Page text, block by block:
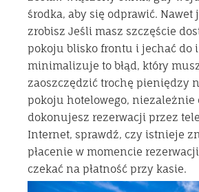
środka, aby się odprawić. Nawet
zrobisz Jeśli masz szczęście
pokoju blisko frontu i jechać do
minimalizuje to błąd, który
zaoszczędzić trochę pieniędzy
pokoju hotelowego, niezależnie
dokonujesz rezerwacji przez
Internet, sprawdź, czy istnieje
płacenie w momencie
czekać na płatność przy kasie.